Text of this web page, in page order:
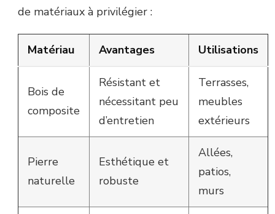
de matériaux à privilégier :
Matériau Avantages Utilisations
Bois de
composite
Résistant et
nécessitant peu
d’entretien
Terrasses,
meubles
extérieurs
Pierre
naturelle
Esthétique et
robuste
Allées,
patios,
murs